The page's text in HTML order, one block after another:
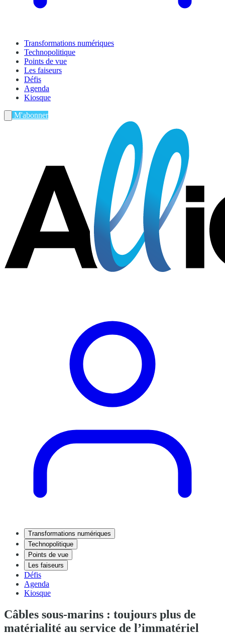
Transformations numériques
Technopolitique
Points de vue
Les faiseurs
Défis
Agenda
Kiosque
M'abonner
Transformations numériques
Technopolitique
Points de vue
Les faiseurs
Défis
Agenda
Kiosque
Câbles sous-marins : toujours plus de
matérialité au service de l’immatériel